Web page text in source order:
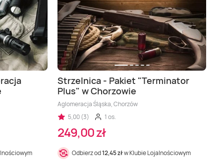
Strzelnica - Pakiet "Terminator
Plus" w Chorzowie
Aglomeracja Śląska, Chorzów
5,00 (3)
1 os.
249,00 zł
Odbierz od12,45 złw Klubie Lojalnościowym